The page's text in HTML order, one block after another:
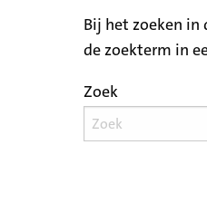
Bij het zoeken
de zoekterm in
Zoek